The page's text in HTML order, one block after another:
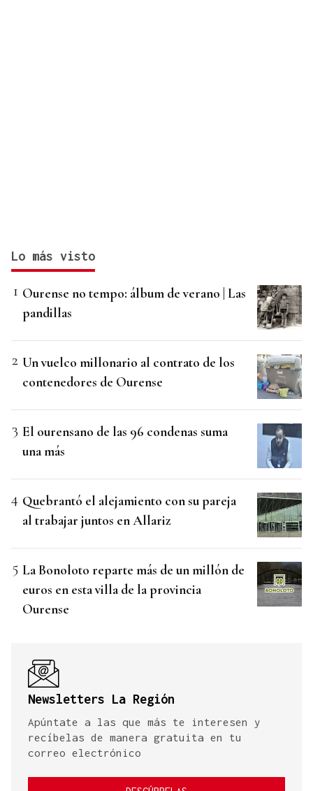
Lo más visto
Ourense no tempo: álbum de verano | Las
pandillas
Un vuelco millonario al contrato de los
contenedores de Ourense
El ourensano de las 96 condenas suma
una más
Quebrantó el alejamiento con su pareja
al trabajar juntos en Allariz
La Bonoloto reparte más de un millón de
euros en esta villa de la provincia
Ourense
Newsletters La Región
Apúntate a las que más te interesen y
recíbelas de manera gratuita en tu
correo electrónico